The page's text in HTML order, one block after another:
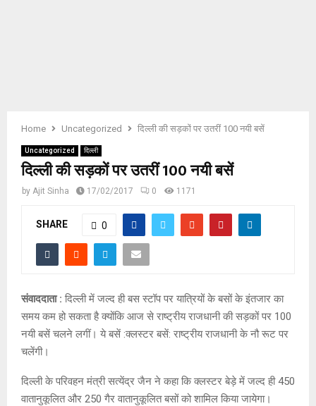
Home Uncategorized दिल्ली की सड़कों पर उतरीं 100 नयी बसें
Uncategorized दिल्ली
दिल्ली की सड़कों पर उतरीं 100 नयी बसें
by Ajit Sinha 17/02/2017 0 1171
SHARE 0
संवाददाता : दिल्ली में जल्द ही बस स्टॉप पर यात्रियों के बसों के इंतजार का
समय कम हो सकता है क्योंकि आज से राष्ट्रीय राजधानी की सड़कों पर 100
नयी बसें चलने लगीं। ये बसें :क्लस्टर बसें: राष्ट्रीय राजधानी के नौ रूट पर
चलेंगी।
दिल्ली के परिवहन मंत्री सत्येंद्र जैन ने कहा कि क्लस्टर बेड़े में जल्द ही 450
वातानुकूलित और 250 गैर वातानुकूलित बसों को शामिल किया जायेगा।